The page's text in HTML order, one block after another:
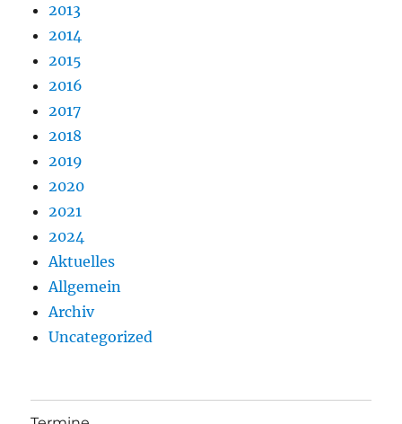
2013
2014
2015
2016
2017
2018
2019
2020
2021
2024
Aktuelles
Allgemein
Archiv
Uncategorized